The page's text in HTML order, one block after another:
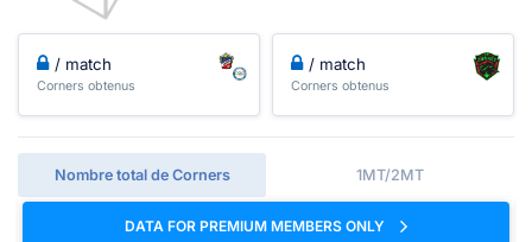
/ match
Corners obtenus
/ match
Corners obtenus
Nombre total de Corners 1MT/2MT
DATA FOR PREMIUM MEMBERS ONLY